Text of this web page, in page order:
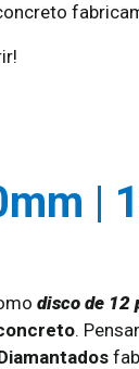
|
disco de 12
.